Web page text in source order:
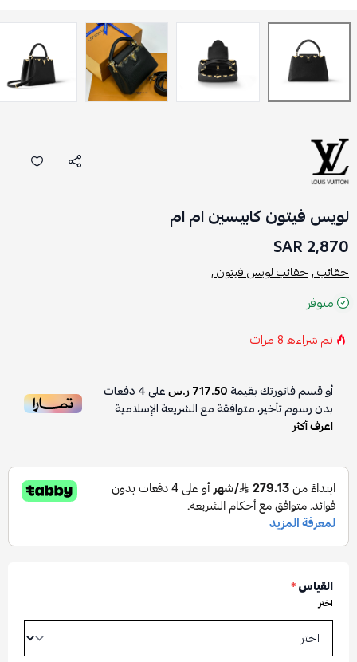
لويس فيتون كابيسين ام ام
2,870 SAR
حقائب ,حقائب لويس فيتون ,
متوفر
تم شراءه8مرات
أو قسم فاتورتك بقيمة717.50 ر.س على4دفعات
بدون رسوم تأخير، متوافقة مع الشريعة الإسلامية
اعرف أكثر
القياس*
اختر